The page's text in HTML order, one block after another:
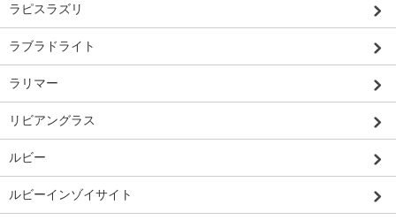
ラピスラズリ
ラブラドライト
ラリマー
リビアングラス
ルビー
ルビーインゾイサイト